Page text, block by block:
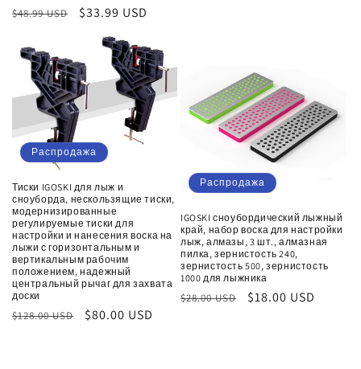
Обычная
$48.99 USD
Цена
скидкой
$33.99 USD
Распродажа
Тиски IGOSKI для лыж и
сноуборда, нескользящие тиски,
модернизированные
регулируемые тиски для
настройки и нанесения воска на
лыжи с горизонтальным и
вертикальным рабочим
положением, надежный
центральный рычаг для захвата
доски
Обычная
$128.00 USD
Цена
$80.00 USD
Распродажа
IGOSKI сноубордический лыжный
край, набор воска для настройки
лыж, алмазы, 3 шт., алмазная
пилка, зернистость 240,
зернистость 500, зернистость
1000 для лыжника
Обычная
$28.00 USD
Цена
$18.00 USD